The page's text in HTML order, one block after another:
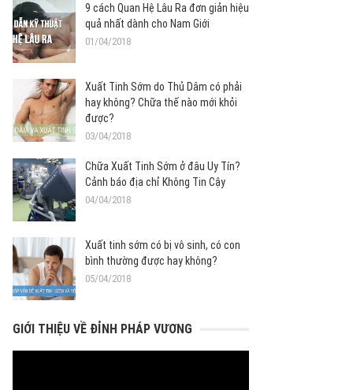
9 cách Quan Hệ Lâu Ra đơn giản hiệu
quả nhất dành cho Nam Giới
01/04/2018
Xuất Tinh Sớm do Thủ Dâm có phải
hay không? Chữa thế nào mới khỏi
được?
03/04/2018
Chữa Xuất Tinh Sớm ở đâu Uy Tín?
Cảnh báo địa chỉ Không Tin Cậy
04/04/2018
Xuất tinh sớm có bị vô sinh, có con
bình thường được hay không?
05/04/2018
GIỚI THIỆU VỀ ĐỈNH PHÁP VƯƠNG